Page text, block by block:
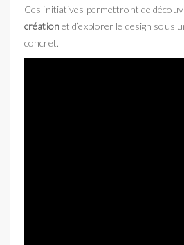
Ces initiatives permettront de
créationet d’explorer le design sous
concret.